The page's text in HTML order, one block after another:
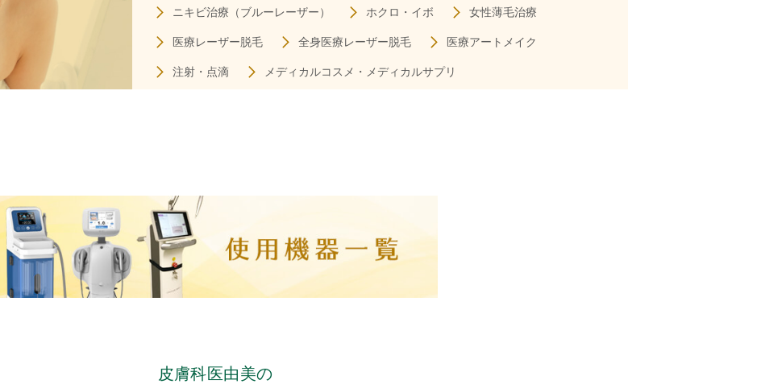
ニキビ治療 （ブルーレーザー） ホクロ・イボ 女性薄毛治療
医療レーザー脱毛 全身医療レーザー脱毛 医療アートメイク
注射・点滴 メディカルコスメ・ メディカルサプリ
皮膚科医由美の